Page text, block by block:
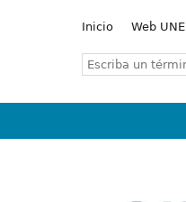
Inicio Web UNE